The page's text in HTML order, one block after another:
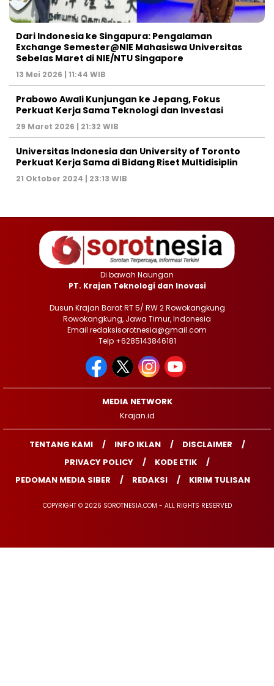
Dari Indonesia ke Singapura: Pengalaman
Exchange Semester@NIE Mahasiswa Universitas
Sebelas Maret di NIE/NTU Singapore
13 Mei 2026 | 11:44 WIB
Prabowo Awali Kunjungan ke Jepang, Fokus
Perkuat Kerja Sama Teknologi dan Investasi
29 Maret 2026 | 21:32 WIB
Universitas Indonesia dan University of Toronto
Perkuat Kerja Sama di Bidang Riset Multidisiplin
21 Oktober 2024 | 23:13 WIB
Di bawah Naungan
PT. Krajan Teknologi dan Inovasi
Dusun Krajan Barat RT 5/ RW 2 Rowokangkung
Rowokangkung, Jawa Timur, Indonesia
Email redaksisorotnesia@gmail.com
Telp +6285143846181
MEDIA NETWORK
Krajan.id
TENTANG KAMI INFO IKLAN
DISCLAIMER
PRIVACY POLICY
KODE ETIK
PEDOMAN MEDIA SIBER
REDAKSI KIRIM TULISAN
COPYRIGHT © 2026 SOROTNESIA.COM - ALL RIGHTS RESERVED